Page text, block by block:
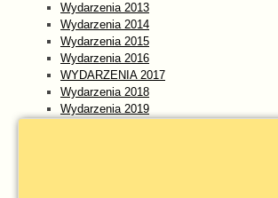
Wydarzenia 2013
Wydarzenia 2014
Wydarzenia 2015
Wydarzenia 2016
WYDARZENIA 2017
Wydarzenia 2018
Wydarzenia 2019